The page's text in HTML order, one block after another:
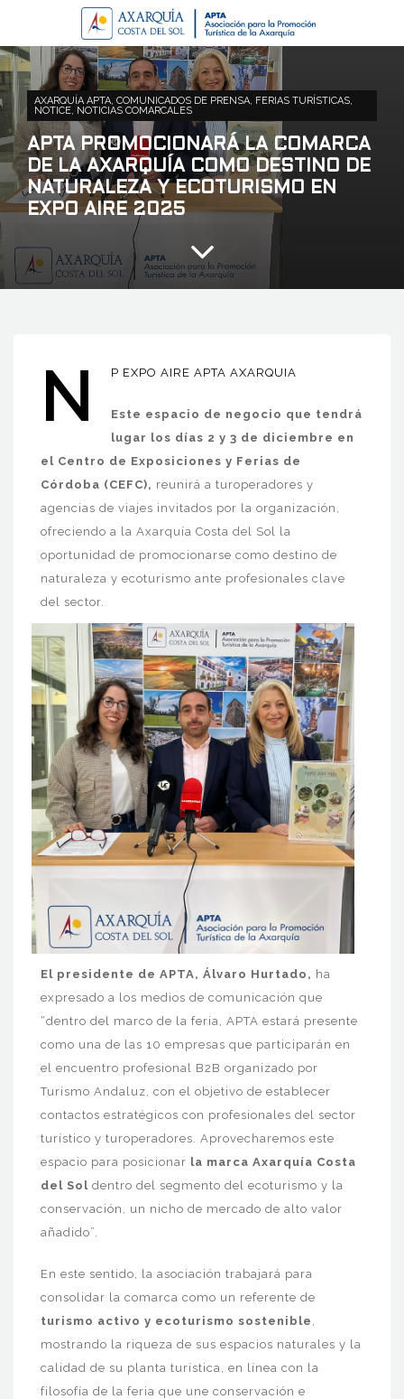
AXARQUÍA APTA, COMUNICADOS DE PRENSA, FERIAS TURÍSTICAS,
NOTICE, NOTICIAS COMARCALES
APTA PROMOCIONARÁ LA COMARCA
DE LA AXARQUÍA COMO DESTINO DE
NATURALEZA Y ECOTURISMO EN
EXPO AIRE 2025
N P EXPO AIRE APTA AXARQUIA
Este espacio de negocio que tendrá
lugar los días 2 y 3 de diciembre en
el Centro de Exposiciones y Ferias de
Córdoba (CEFC), reunirá a turoperadores y
agencias de viajes invitados por la organización,
ofreciendo a la Axarquía Costa del Sol la
oportunidad de promocionarse como destino de
naturaleza y ecoturismo ante profesionales clave
del sector.
El presidente de APTA, Álvaro Hurtado, ha
expresado a los medios de comunicación que
“dentro del marco de la feria, APTA estará presente
como una de las 10 empresas que participarán en
el encuentro profesional B2B organizado por
Turismo Andaluz, con el objetivo de establecer
contactos estratégicos con profesionales del sector
turístico y turoperadores. Aprovecharemos este
espacio para posicionar la marca Axarquía Costa
del Sol dentro del segmento del ecoturismo y la
conservación, un nicho de mercado de alto valor
añadido”.
En este sentido, la asociación trabajará para
consolidar la comarca como un referente de
turismo activo y ecoturismo sostenible
mostrando la riqueza de sus espacios naturales y la
calidad de su planta turística, en línea con la
filosofía de la feria que une conservación e